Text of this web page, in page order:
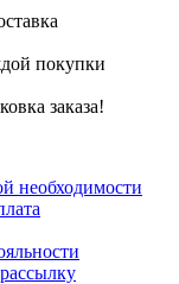
покупки
заказа!
необходимости